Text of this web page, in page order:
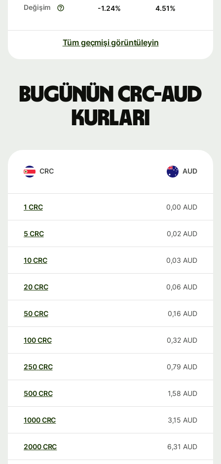
Değişim -1.24% 4.51%
Tüm geçmişi görüntüleyin
Bugünün CRC-AUD
kurları
CRC AUD
1 CRC 0,00 AUD
5 CRC 0,02 AUD
10CRC 0,03 AUD
20CRC 0,06 AUD
50CRC 0,16 AUD
100CRC 0,32 AUD
250CRC 0,79 AUD
500CRC 1,58 AUD
1000CRC 3,15 AUD
2000CRC 6,31 AUD